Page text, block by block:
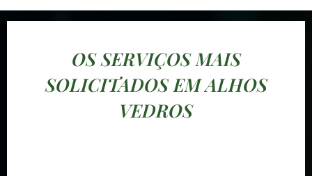
OS SERVIÇOS MAIS
SOLICITADOS EM ALHOS
VEDROS